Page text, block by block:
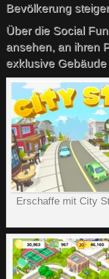
Bevölkerung
Über die Social
ansehen, an ihren
exklusive
Erschaffe mit City